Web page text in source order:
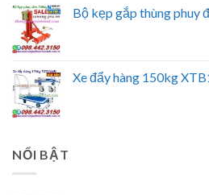
Bộ kẹp gắp thùng phuy
Xe đẩy hàng 150kg
NỔI BẬT